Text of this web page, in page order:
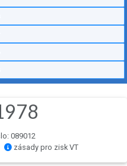
089012
zásady pro zisk VT